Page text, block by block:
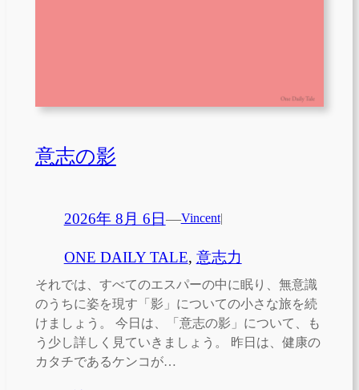
意志の影
2026年 8月 6日—Vincent|
ONE DAILY TALE, 意志力
それでは、すべてのエスパーの中に眠り、無意識
のうちに姿を現す「影」についての小さな旅を続
けましょう。 今日は、「意志の影」について、も
う少し詳しく見ていきましょう。 昨日は、健康の
カタチであるケンコが…